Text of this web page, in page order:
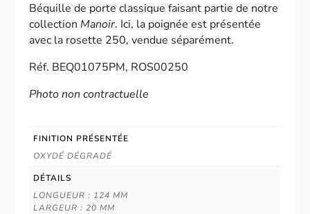
Béquille de porte classique faisant partie de notre
collectionManoir. Ici, la poignée est présentée
avec la rosette 250, vendue séparément.
Réf. BEQ01075PM, ROS00250
Photo non contractuelle
FINITION PRÉSENTÉE
OXYDÉ DÉGRADÉ
DÉTAILS
LONGUEUR : 124 MM
LARGEUR : 20 MM